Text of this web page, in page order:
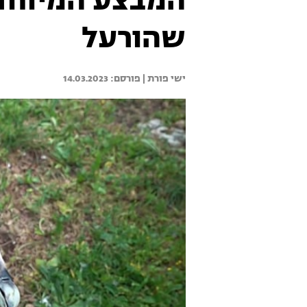
שהורעל
ישי פורת | 14.03.2023